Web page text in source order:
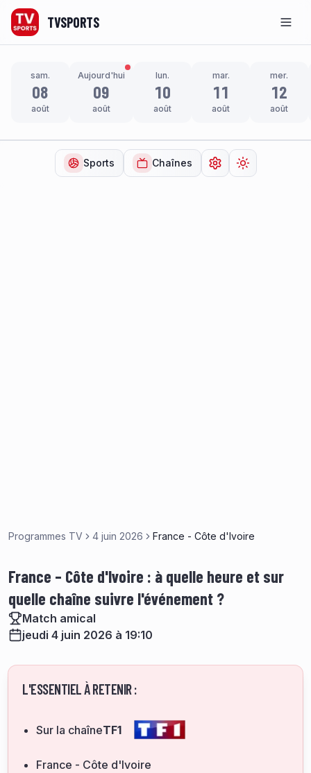
TVSPORTS
sam.
08
août
Aujourd'hui
09
août
lun.
10
août
mar.
11
août
mer.
12
août
Sports Chaînes Ouvrir lesChanger de
Programmes TV 4 juin 2026 France - Côte d'Ivoire
France – Côte d'Ivoire : à quelle heure et sur
quelle chaîne suivre l'événement ?
Match amical
jeudi 4 juin 2026 à 19:10
L'ESSENTIEL À RETENIR :
Sur la chaîneTF1
France - Côte d'Ivoire